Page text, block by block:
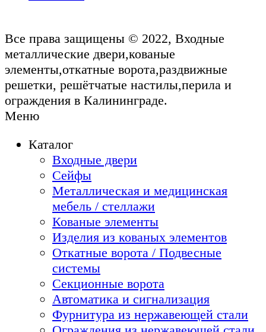
Все права защищены © 2022, Входные
металлические двери,кованые
элементы,откатные ворота,раздвижные
решетки, решётчатые настилы,перила и
ограждения в Калининграде.
Меню
Каталог
Входные двери
Сейфы
Металлическая и медицинская
мебель / стеллажи
Кованые элементы
Изделия из кованых элементов
Откатные ворота / Подвесные
системы
Секционные ворота
Автоматика и сигнализация
Фурнитура из нержавеющей стали